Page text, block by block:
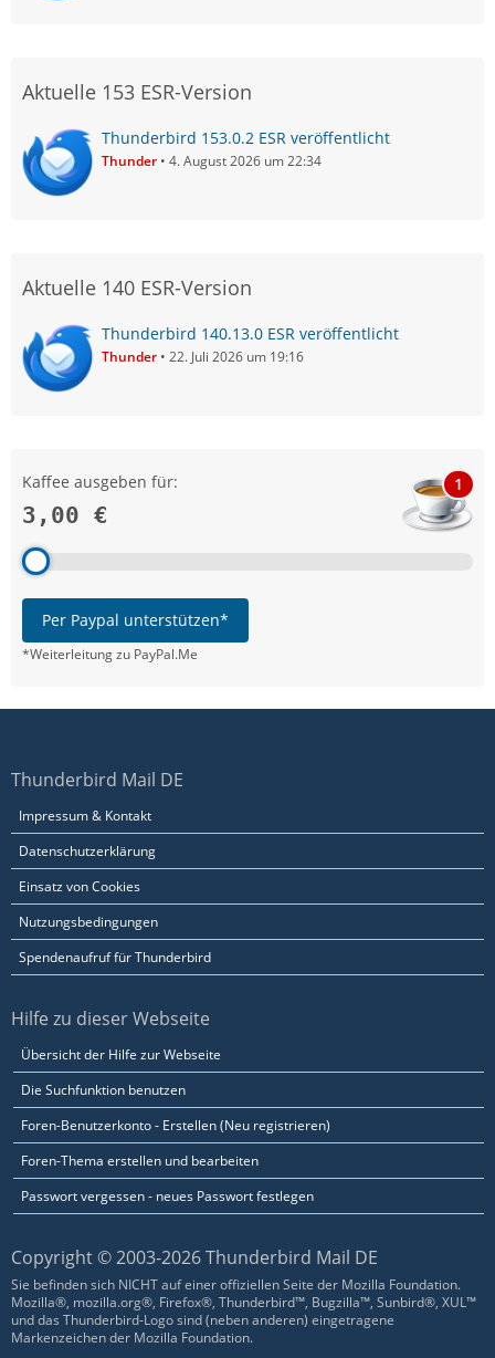
Aktuelle 153 ESR-Version
Thunderbird 153.0.2 ESR veröffentlicht
Thunder 4. August 2026 um 22:34
Aktuelle 140 ESR-Version
Thunderbird 140.13.0 ESR veröffentlicht
Thunder 22. Juli 2026 um 19:16
Kaffee ausgeben für:
3,00 €
1
Per Paypal unterstützen*
*Weiterleitung zu PayPal.Me
Thunderbird Mail DE
Impressum & Kontakt
Datenschutzerklärung
Einsatz von Cookies
Nutzungsbedingungen
Spendenaufruf für Thunderbird
Hilfe zu dieser Webseite
Übersicht der Hilfe zur Webseite
Die Suchfunktion benutzen
Foren-Benutzerkonto - Erstellen (Neu registrieren)
Foren-Thema erstellen und bearbeiten
Passwort vergessen - neues Passwort festlegen
Copyright © 2003-2026 Thunderbird Mail DE
Sie befinden sich NICHT auf einer offiziellen Seite der Mozilla Foundation.
Mozilla®, mozilla.org®, Firefox®, Thunderbird™, Bugzilla™, Sunbird®, XUL™
und das Thunderbird-Logo sind (neben anderen) eingetragene
Markenzeichen der Mozilla Foundation.